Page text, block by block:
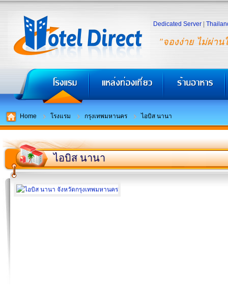
"จองง่าย ไม่ผ่าน
Dedicated Server
Home โรงแรม กรุงเทพมหานคร ไอบิส นานา
ไอบิส นานา